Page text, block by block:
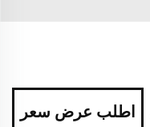
اطلب عرض سعر